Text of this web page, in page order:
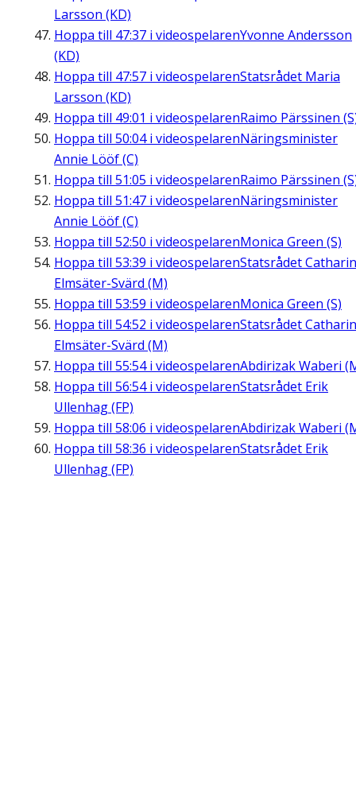
Larsson (KD)
Hoppa till 47:37 i videospelarenYvonne Andersson
(KD)
Hoppa till 47:57 i videospelarenStatsrådet Maria
Larsson (KD)
Hoppa till 49:01 i videospelarenRaimo Pärssinen
Hoppa till 50:04i videospelarenNäringsminister
Annie Lööf (C)
Hoppa till 51:05 i videospelarenRaimo Pärssinen
Hoppa till 51:47 i videospelarenNäringsminister
Annie Lööf (C)
Hoppa till 52:50 i videospelarenMonica Green (S)
Hoppa till 53:39 i videospelarenStatsrådet
Elmsäter-Svärd (M)
Hoppa till 53:59 i videospelarenMonica Green (S)
Hoppa till 54:52 i videospelarenStatsrådet
Elmsäter-Svärd (M)
Hoppa till 55:54i videospelarenAbdirizak Waberi
Hoppa till 56:54i videospelarenStatsrådet Erik
Ullenhag (FP)
Hoppa till 58:06 i videospelarenAbdirizak Waberi
Hoppa till 58:36 i videospelarenStatsrådet Erik
Ullenhag (FP)